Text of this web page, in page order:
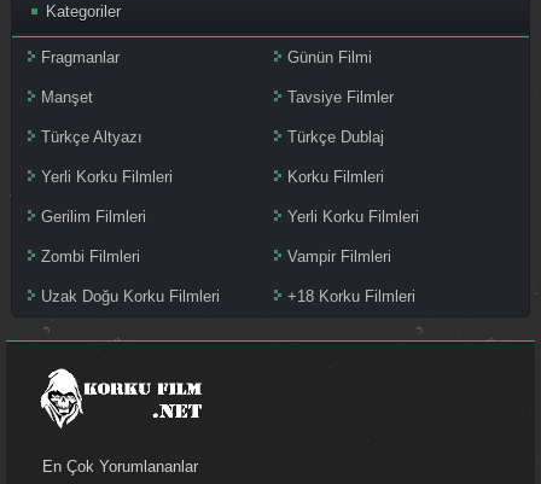
Kategoriler
Fragmanlar Günün Filmi
Manşet Tavsiye Filmler
Türkçe Altyazı Türkçe Dublaj
Yerli Korku Filmleri Korku Filmleri
Gerilim Filmleri Yerli Korku Filmleri
Zombi Filmleri Vampir Filmleri
Uzak Doğu Korku Filmleri +18 Korku Filmleri
En Çok Yorumlananlar